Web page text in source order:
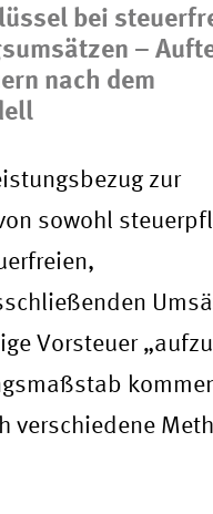
bei
–
nach dem
zur
sowohl
Vorsteuer
verschiedene